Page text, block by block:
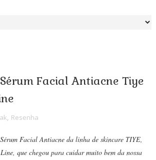
Facial Antiacne Tiye
, Resenha
Facial Antiacne da linha de skincare TIYE,
que chegou para cuidar muito bem da nossa